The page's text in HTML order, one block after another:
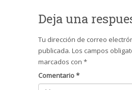
Deja una
Tu dirección de correo
publicada. Los campos
marcados con *
Comentario*